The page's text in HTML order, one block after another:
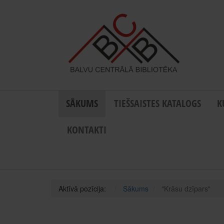
SĀKUMS TIEŠSAISTES KATALOGS
KONTAKTI
Aktīvā pozīcija: Sākums "Krāsu dzīpars"